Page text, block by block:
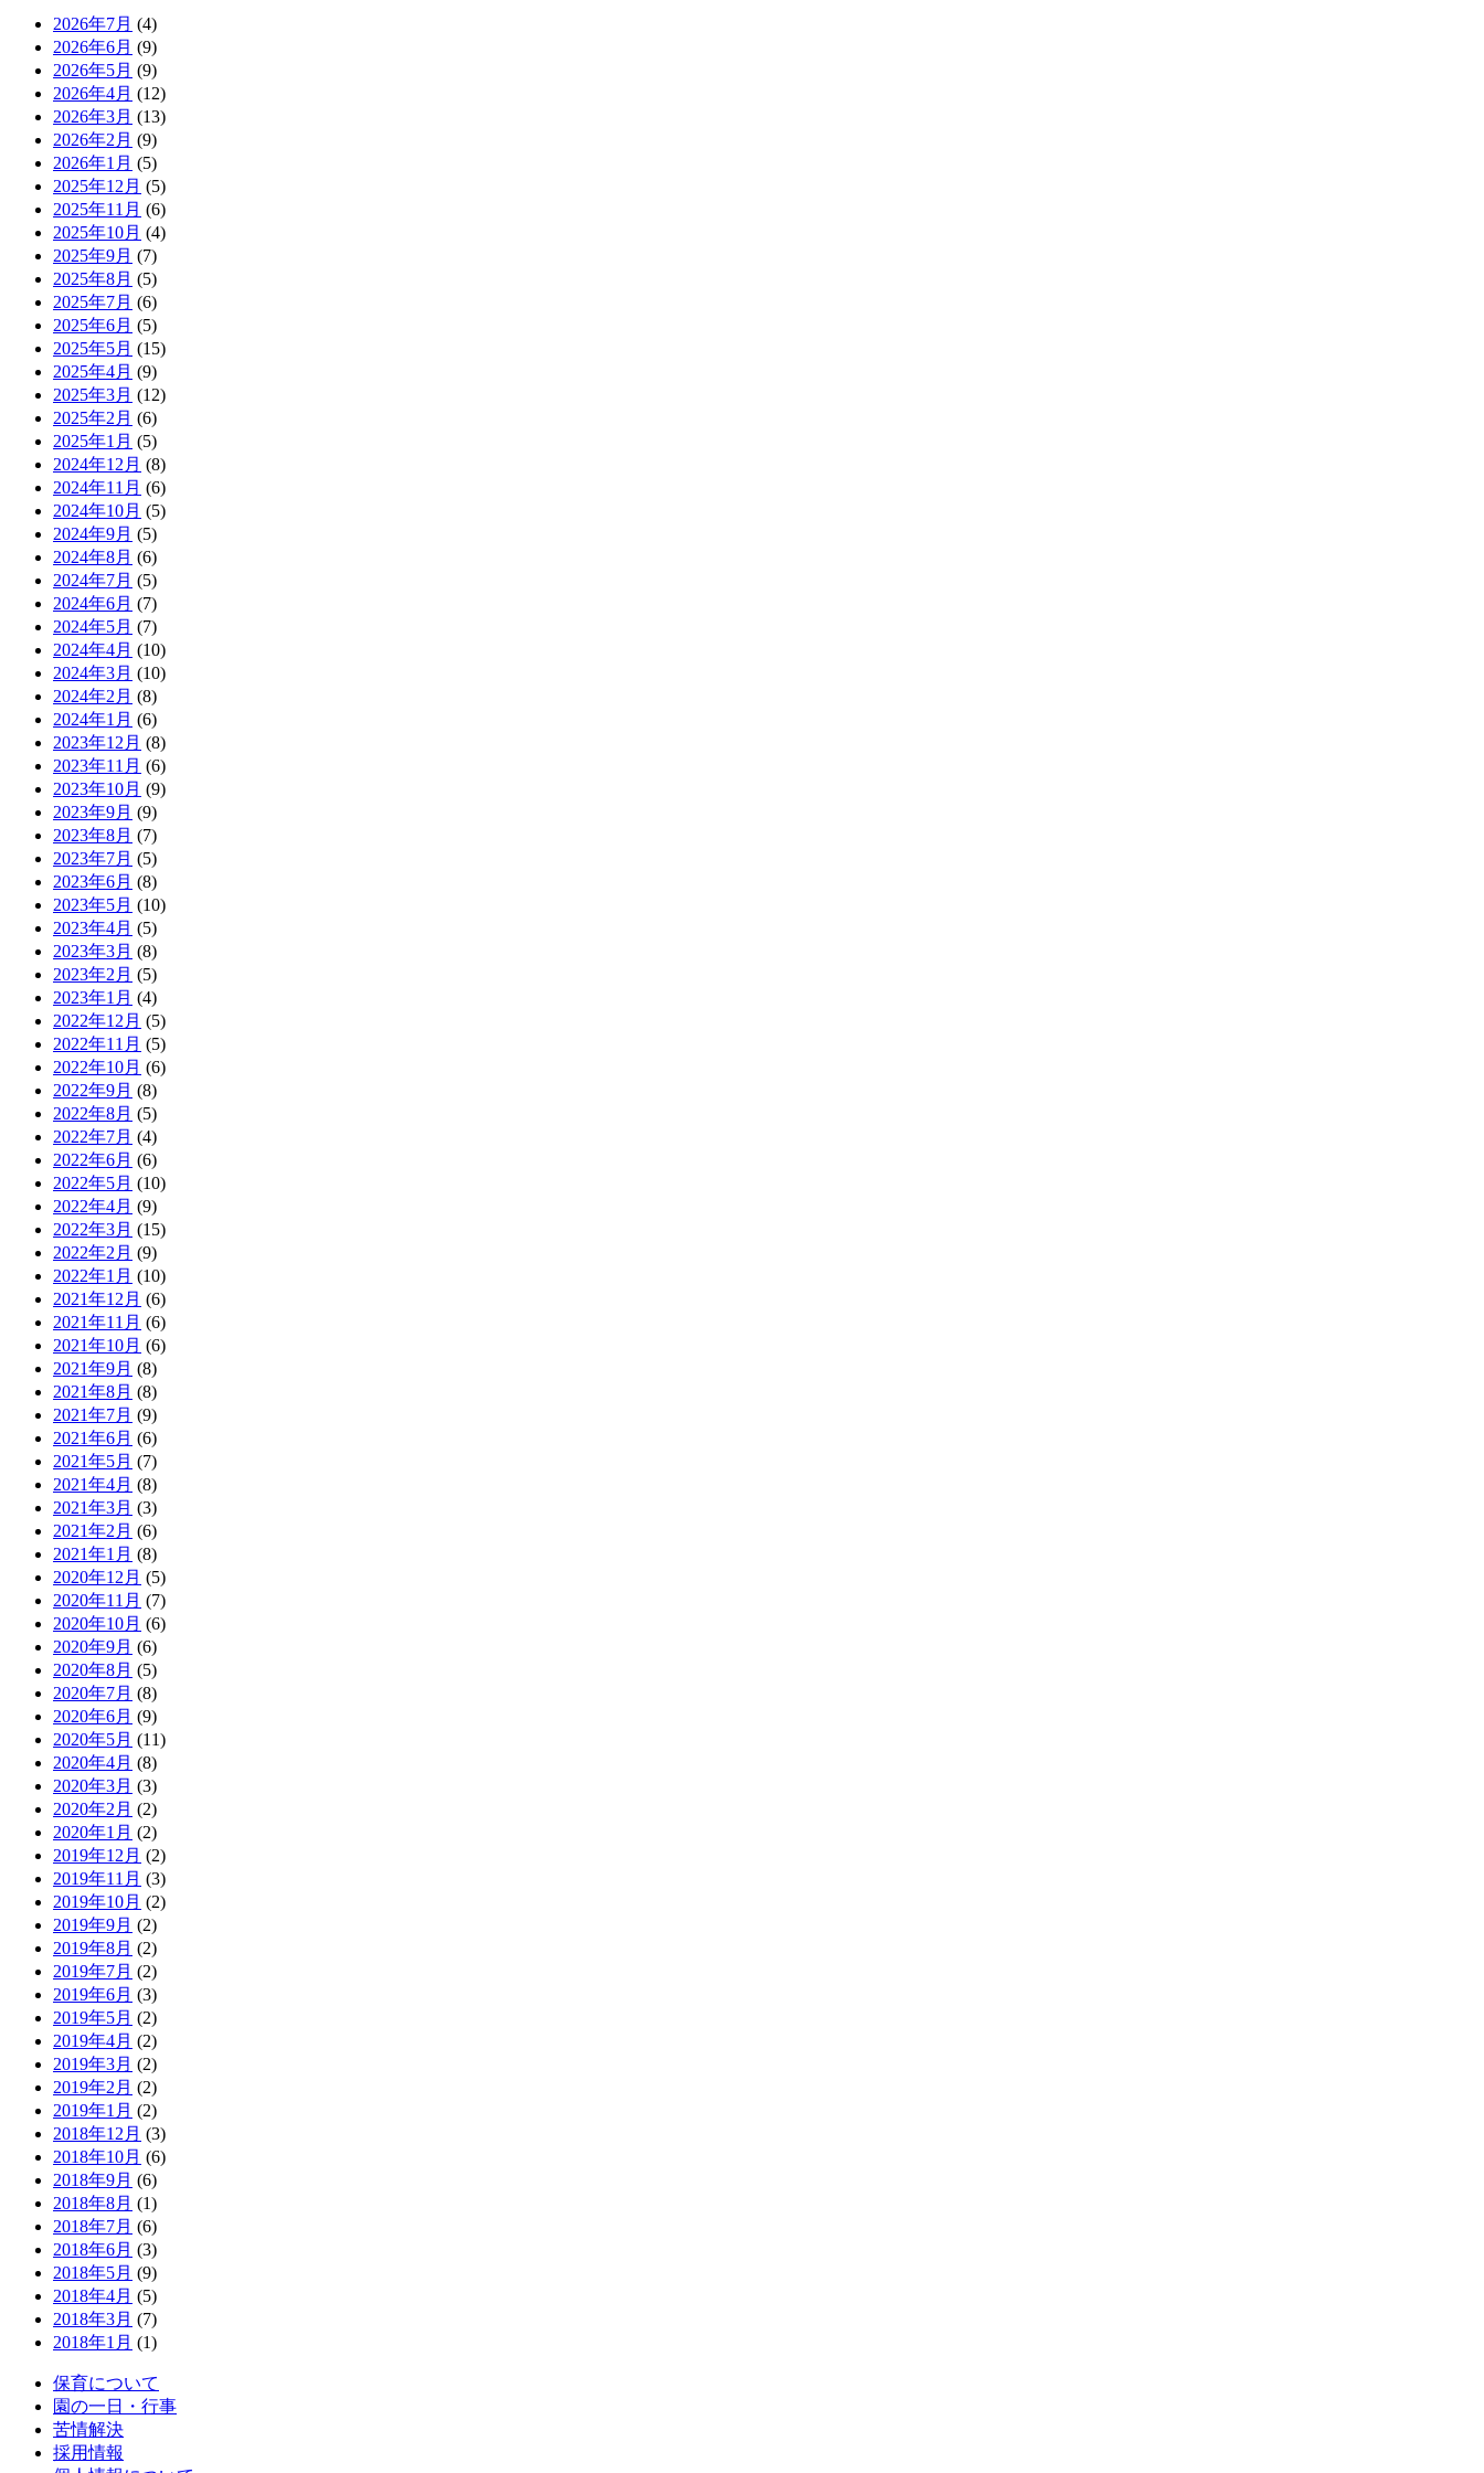
2026年7月 (4)
2026年6月 (9)
2026年5月 (9)
2026年4月 (12)
2026年3月 (13)
2026年2月 (9)
2026年1月 (5)
2025年12月 (5)
2025年11月 (6)
2025年10月 (4)
2025年9月 (7)
2025年8月 (5)
2025年7月 (6)
2025年6月 (5)
2025年5月 (15)
2025年4月 (9)
2025年3月 (12)
2025年2月 (6)
2025年1月 (5)
2024年12月 (8)
2024年11月 (6)
2024年10月 (5)
2024年9月 (5)
2024年8月 (6)
2024年7月 (5)
2024年6月 (7)
2024年5月 (7)
2024年4月 (10)
2024年3月 (10)
2024年2月 (8)
2024年1月 (6)
2023年12月 (8)
2023年11月 (6)
2023年10月 (9)
2023年9月 (9)
2023年8月 (7)
2023年7月 (5)
2023年6月 (8)
2023年5月 (10)
2023年4月 (5)
2023年3月 (8)
2023年2月 (5)
2023年1月 (4)
2022年12月 (5)
2022年11月 (5)
2022年10月 (6)
2022年9月 (8)
2022年8月 (5)
2022年7月 (4)
2022年6月 (6)
2022年5月 (10)
2022年4月 (9)
2022年3月 (15)
2022年2月 (9)
2022年1月 (10)
2021年12月 (6)
2021年11月 (6)
2021年10月 (6)
2021年9月 (8)
2021年8月 (8)
2021年7月 (9)
2021年6月 (6)
2021年5月 (7)
2021年4月 (8)
2021年3月 (3)
2021年2月 (6)
2021年1月 (8)
2020年12月 (5)
2020年11月 (7)
2020年10月 (6)
2020年9月 (6)
2020年8月 (5)
2020年7月 (8)
2020年6月 (9)
2020年5月 (11)
2020年4月 (8)
2020年3月 (3)
2020年2月 (2)
2020年1月 (2)
2019年12月 (2)
2019年11月 (3)
2019年10月 (2)
2019年9月 (2)
2019年8月 (2)
2019年7月 (2)
2019年6月 (3)
2019年5月 (2)
2019年4月 (2)
2019年3月 (2)
2019年2月 (2)
2019年1月 (2)
2018年12月 (3)
2018年10月 (6)
2018年9月 (6)
2018年8月 (1)
2018年7月 (6)
2018年6月 (3)
2018年5月 (9)
2018年4月 (5)
2018年3月 (7)
2018年1月 (1)
保育について
園の一日・行事
苦情解決
採用情報